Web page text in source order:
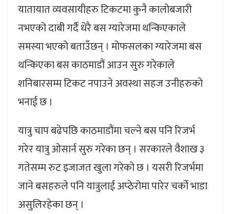
यातायात व्यवसायीहरु टिकटमा कुनै कालोबजारी
नभएको दाबी गर्दै धेरै बस ग्यारेजमा थन्किएकाले
समस्या भएको बताउँछन् । मोफसलका ग्यारेजमा बस
थन्किएका बस काठमाडौं आउन सुरु गरेकाले
शनिबारसम्म टिकट नपाउने अवस्था सहज उनीहरुको
भनाई छ ।
यात्रु चाप बढेपछि काठमाडौंमा चल्ने बस पनि रिजर्भ
गरेर यात्रु ओसार्न सुरु गरेका छन् । सरकारले वैशाख ३
गतेसम्म रुट इजाजत खुला गरेको छ । यसरी रिजर्भमा
जाने बसहरुले पनि यात्रुलाई अप्ठेरोमा पारेर चर्को भाडा
असुलिरहेका छन् ।